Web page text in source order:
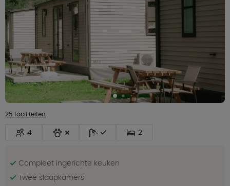
25 faciliteiten
4 2
Compleet ingerichte keuken
Twee slaapkamers